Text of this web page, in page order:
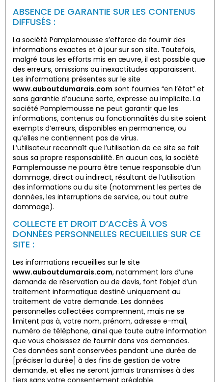
ABSENCE DE GARANTIE SUR LES CONTENUS
DIFFUSÉS :
La société Pamplemousse s’efforce de fournir des
informations exactes et à jour sur son site. Toutefois,
malgré tous les efforts mis en œuvre, il est possible que
des erreurs, omissions ou inexactitudes apparaissent.
Les informations présentes sur le site
www.auboutdumarais.com sont fournies “en l’état” et
sans garantie d’aucune sorte, expresse ou implicite. La
société Pamplemousse ne peut garantir que les
informations, contenus ou fonctionnalités du site soient
exempts d’erreurs, disponibles en permanence, ou
qu’elles ne contiennent pas de virus.
L’utilisateur reconnaît que l’utilisation de ce site se fait
sous sa propre responsabilité. En aucun cas, la société
Pamplemousse ne pourra être tenue responsable d’un
dommage, direct ou indirect, résultant de l’utilisation
des informations ou du site (notamment les pertes de
données, les interruptions de service, ou tout autre
dommage).
COLLECTE ET DROIT D’ACCÈS À VOS
DONNÉES PERSONNELLES RECUEILLIES SUR CE
SITE :
Les informations recueillies sur le site
www.auboutdumarais.com, notamment lors d’une
demande de réservation ou de devis, font l’objet d’un
traitement informatique destiné uniquement au
traitement de votre demande. Les données
personnelles collectées comprennent, mais ne se
limitent pas à, votre nom, prénom, adresse e-mail,
numéro de téléphone, ainsi que toute autre information
que vous choisissez de fournir dans vos demandes.
Ces données sont conservées pendant une durée de
[préciser la durée] à des fins de gestion de votre
demande, et elles ne seront jamais transmises à des